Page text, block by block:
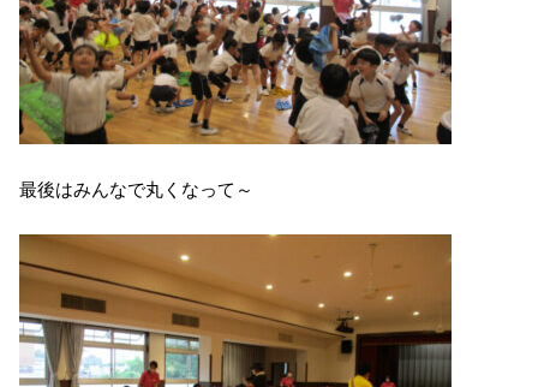
最後はみんなで丸くなって～